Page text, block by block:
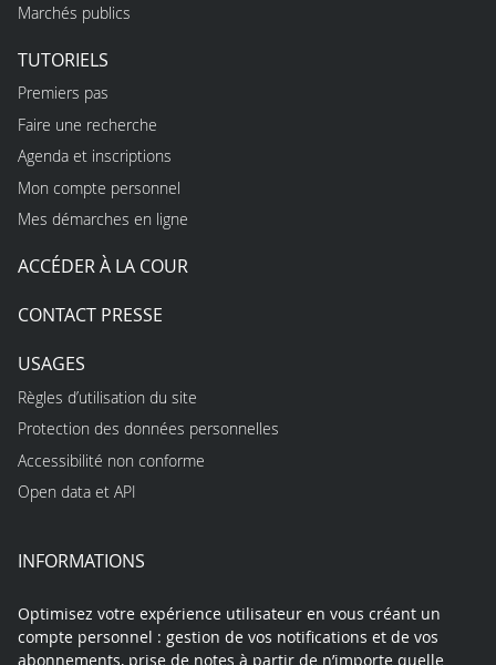
Marchés publics
TUTORIELS
Premiers pas
Faire une recherche
Agenda et inscriptions
Mon compte personnel
Mes démarches en ligne
ACCÉDER À LA COUR
CONTACT PRESSE
USAGES
Règles d’utilisation du site
Protection des données personnelles
Accessibilité non conforme
Open data et API
INFORMATIONS
Optimisez votre expérience utilisateur en vous créant un
compte personnel : gestion de vos notifications et de vos
abonnements, prise de notes à partir de n’importe quelle